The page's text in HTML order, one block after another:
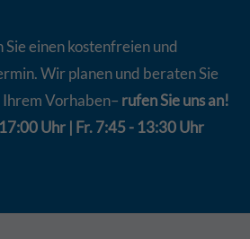
einen kostenfreien und
Wir planen und beraten Sie
Vorhaben– rufen Sie uns an!
Uhr | Fr. 7:45 - 13:30 Uhr